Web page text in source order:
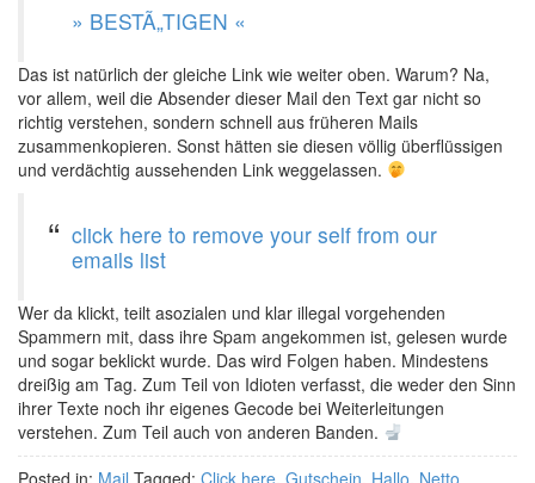
» BESTÃ„TIGEN «
Das ist natürlich der gleiche Link wie weiter oben. Warum? Na,
vor allem, weil die Absender dieser Mail den Text gar nicht so
richtig verstehen, sondern schnell aus früheren Mails
zusammenkopieren. Sonst hätten sie diesen völlig überflüssigen
und verdächtig aussehenden Link weggelassen.
click here to remove your self from our
emails list
Wer da klickt, teilt asozialen und klar illegal vorgehenden
Spammern mit, dass ihre Spam angekommen ist, gelesen wurde
und sogar beklickt wurde. Das wird Folgen haben. Mindestens
dreißig am Tag. Zum Teil von Idioten verfasst, die weder den Sinn
ihrer Texte noch ihr eigenes Gecode bei Weiterleitungen
verstehen. Zum Teil auch von anderen Banden.
Posted in: Mail Tagged: Click here, Gutschein, Hallo, Netto